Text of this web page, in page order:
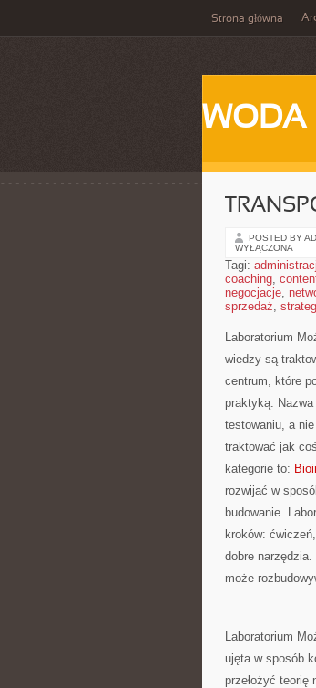
Strona główna
WODA
POSTED BY
WYŁĄCZONA
Tagi:
coaching,
negocjacje,
sprzedaż,
Laboratorium
wiedzy są
centrum, które
praktyką. Nazwa
testowaniu, a
traktować jak
kategorie to:
rozwijać w
budowanie.
kroków:
dobre
może
Laboratorium
ujęta w sposób
przełożyć teorię